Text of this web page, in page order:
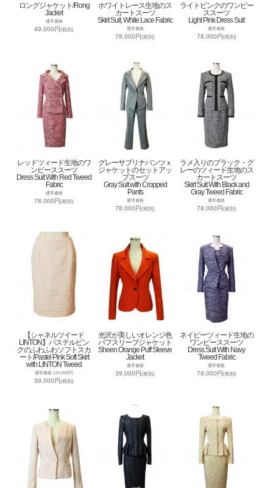
ロングジャケット/Rong
Jacket
通常価格
49,000円(税別)
ホワイトレース生地のス
カートスーツ
Skirt Suit, White Lace Fabric
通常価格
78,000円(税別)
ライトピンクのワンピー
ススーツ
Light Pink Dress Suit
通常価格
78,000円(税別)
レッドツィード生地のワ
ンピーススーツ
Dress Suit With Red Tweed
Fabric
通常価格
78,000円(税別)
グレーサブリナパンツｘ
ジャケットのセットアッ
プスーツ
Gray Suit with Cropped
Pants
通常価格
78,000円(税別)
ラメ入りのブラック・グ
レーのツィード生地のス
カートスーツ
Skirt Suit With Black and
Gray Tweed Fabric
通常価格
78,000円(税別)
【シャネルツイード
LINTON】パステルピン
クのふわふわソフトスカ
ート/Pastel Pink Soft Skirt
with LINTON Tweed
通常価格 120,000円
39,000円(税別)
光沢が美しいオレンジ色
パフスリーブジャケット
Sheen Orange Puff Sleeve
Jacket
通常価格
39,000円(税別)
ネイビーツィード生地の
ワンピーススーツ
Dress Suit With Navy
Tweed Fabric
通常価格
78,000円(税別)